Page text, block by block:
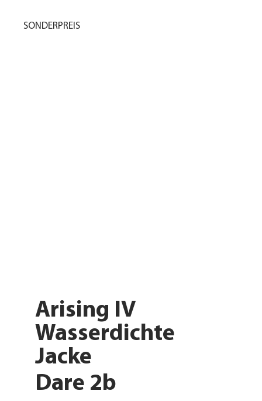
Arising IV
Wasserdichte
Jacke
Dare 2b
SONDERPREIS